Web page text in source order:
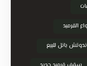
القرميد
بانل للبيع